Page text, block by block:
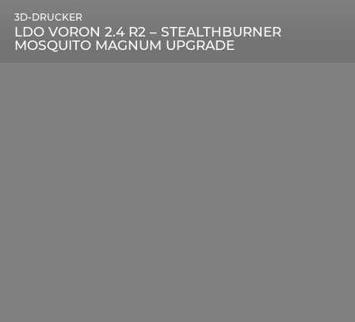
LDO VORON 2.4 R2 – STEALTHBURNER
MOSQUITO MAGNUM UPGRADE
3D-DRUCKER